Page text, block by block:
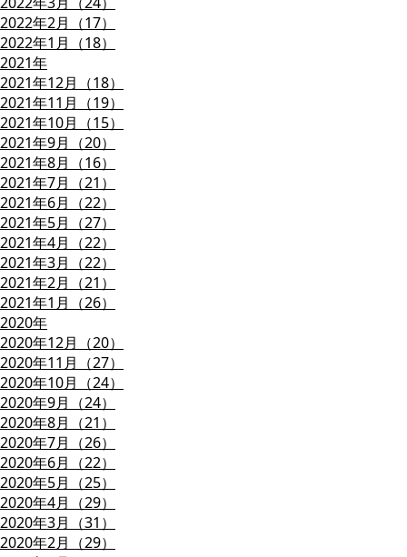
2022年2月（17）
2022年1月（18）
2021年
2021年12月（18）
2021年11月（19）
2021年10月（15）
2021年9月（20）
2021年8月（16）
2021年7月（21）
2021年6月（22）
2021年5月（27）
2021年4月（22）
2021年3月（22）
2021年2月（21）
2021年1月（26）
2020年
2020年12月（20）
2020年11月（27）
2020年10月（24）
2020年9月（24）
2020年8月（21）
2020年7月（26）
2020年6月（22）
2020年5月（25）
2020年4月（29）
2020年3月（31）
2020年2月（29）